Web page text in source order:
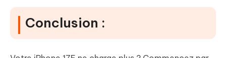
Conclusion :